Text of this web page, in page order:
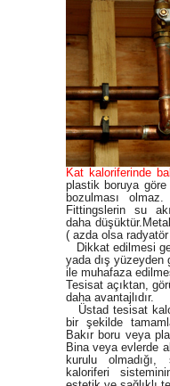
Kat kaloriferinde
plastik boruya göre
bozulması
Fittingslerin su
daha
( azda olsa radyatör
Dikkat edilmesi
yada dış yüzeyden
ile muhafaza
Tesisat açıktan,
daha avantajlıdır.
Üstad tesisat
bir şekilde
Bakır boru veya
Bina veya evlerde
kurulu
kaloriferi